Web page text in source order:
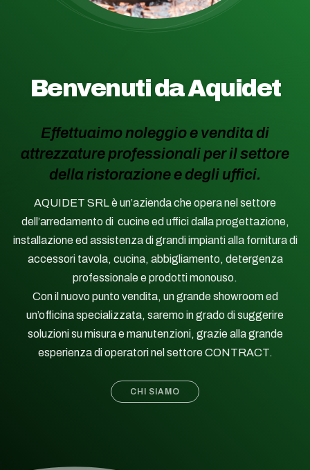
Benvenuti da Aquidet
Effettuaimo noleggio e vendita di
attrezzature professionali per il settore
della ristorazione e degli uffici.
AQUIDET SRL è un’azienda che opera nel settore
dell’arredamento di cucine ed uffici dalla progettazione,
installazione ed assistenza di grandi impianti alla fornitura di
accessori tavola, cucina, abbigliamento, detergenza
professionale e prodotti monouso.
Con il nuovo punto vendita, un grande showroom ed
un’officina specializzata, saremo in grado di suggerire
soluzioni su misura e manutenzioni, grazie alla grande
esperienza di operatori nel settore CONTRACT.
CHI SIAMO